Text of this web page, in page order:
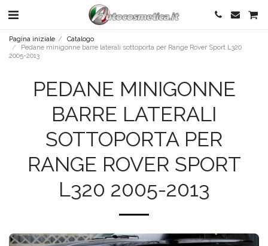
Pagina iniziale
Catalogo
Pedane minigonne barre laterali sottoporta per Range Rover Sport L320
2005-2013
PEDANE MINIGONNE
BARRE LATERALI
SOTTOPORTA PER
RANGE ROVER SPORT
L320 2005-2013